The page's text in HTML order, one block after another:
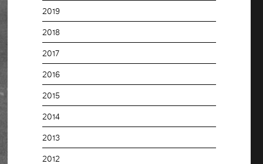
2019
2018
2017
2016
2015
2014
2013
2012